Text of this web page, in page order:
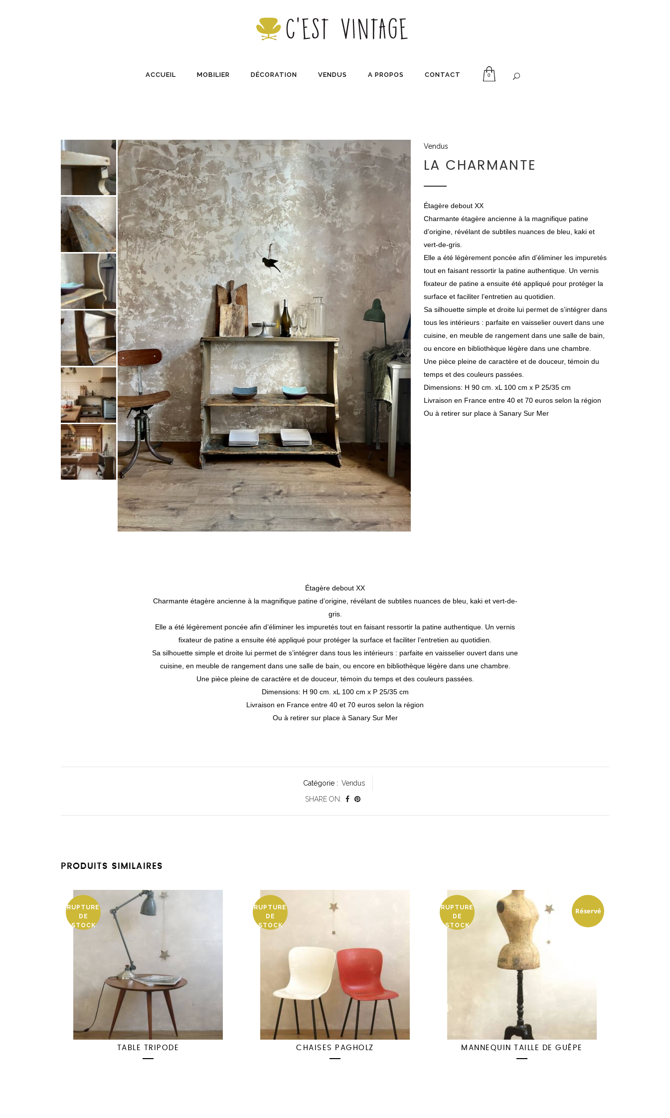
ACCUEIL MOBILIER DÉCORATION VENDUS A PROPOS CONTACT 0
Vendus
LA CHARMANTE
Étagère debout XX
Charmante étagère ancienne à la magnifique patine
d’origine, révélant de subtiles nuances de bleu, kaki et
vert-de-gris.
Elle a été légèrement poncée afin d’éliminer les impuretés
tout en faisant ressortir la patine authentique. Un vernis
fixateur de patine a ensuite été appliqué pour protéger la
surface et faciliter l’entretien au quotidien.
Sa silhouette simple et droite lui permet de s’intégrer dans
tous les intérieurs : parfaite en vaisselier ouvert dans une
cuisine, en meuble de rangement dans une salle de bain,
ou encore en bibliothèque légère dans une chambre.
Une pièce pleine de caractère et de douceur, témoin du
temps et des couleurs passées.
Dimensions: H 90 cm. xL 100 cm x P 25/35 cm
Livraison en France entre 40 et 70 euros selon la région
Ou à retirer sur place à Sanary Sur Mer
Étagère debout XX
Charmante étagère ancienne à la magnifique patine d’origine, révélant de subtiles nuances de bleu, kaki et vert-de-
gris.
Elle a été légèrement poncée afin d’éliminer les impuretés tout en faisant ressortir la patine authentique. Un vernis
fixateur de patine a ensuite été appliqué pour protéger la surface et faciliter l’entretien au quotidien.
Sa silhouette simple et droite lui permet de s’intégrer dans tous les intérieurs : parfaite en vaisselier ouvert dans une
cuisine, en meuble de rangement dans une salle de bain, ou encore en bibliothèque légère dans une chambre.
Une pièce pleine de caractère et de douceur, témoin du temps et des couleurs passées.
Dimensions: H 90 cm. xL 100 cm x P 25/35 cm
Livraison en France entre 40 et 70 euros selon la région
Ou à retirer sur place à Sanary Sur Mer
Catégorie : Vendus
SHARE ON:
PRODUITS SIMILAIRES
RUPTURE
DE
STOCK
TABLE TRIPODE
RUPTURE
DE
STOCK
CHAISES PAGHOLZ
Réservé
RUPTURE
DE
STOCK
MANNEQUIN TAILLE DE GUÊPE